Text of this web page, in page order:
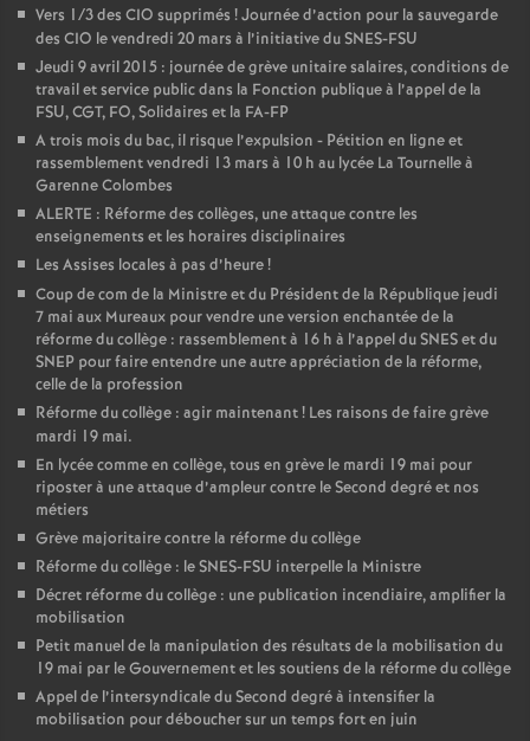
Vers 1/3 des CIO supprimés ! Journée d’action pour la sauvegarde
des CIO le vendredi 20 mars à l’initiative du SNES-FSU
Jeudi 9 avril 2015 : journée de grève unitaire salaires, conditions de
travail et service public dans la Fonction publique à l’appel de la
FSU, CGT, FO, Solidaires et la FA-FP
A trois mois du bac, il risque l’expulsion - Pétition en ligne et
rassemblement vendredi 13 mars à 10 h au lycée La Tournelle à
Garenne Colombes
ALERTE : Réforme des collèges, une attaque contre les
enseignements et les horaires disciplinaires
Les Assises locales à pas d’heure!
Coup de com de la Ministre et du Président de la République jeudi
7 mai aux Mureaux pour vendre une version enchantée de la
réforme du collège : rassemblement à 16 h à l’appel du SNES et du
SNEP pour faire entendre une autre appréciation de la réforme,
celle de la profession
Réforme du collège : agir maintenant! Les raisons de faire grève
mardi 19 mai.
En lycée comme en collège, tous en grève le mardi 19 mai pour
riposter à une attaque d’ampleur contre le Second degré et nos
métiers
Grève majoritaire contre la réforme du collège
Réforme du collège : le SNES-FSU interpelle la Ministre
Décret réforme du collège : une publication incendiaire, amplifier la
mobilisation
Petit manuel de la manipulation des résultats de la mobilisation du
19 mai par le Gouvernement et les soutiens de la réforme du collège
Appel de l’intersyndicale du Second degré à intensifier la
mobilisation pour déboucher sur un temps fort en juin